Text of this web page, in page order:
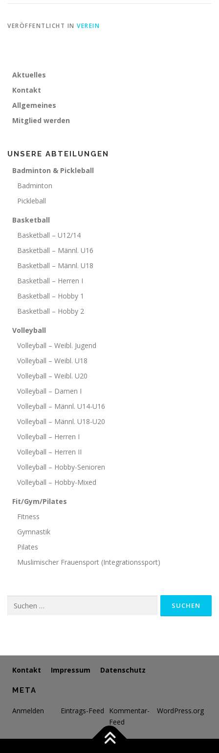
VERÖFFENTLICHT IN VEREIN
Aktuelles
Kontakt
Allgemeines
Mitglied werden
UNSERE ABTEILUNGEN
Badminton & Pickleball
Badminton
Pickleball
Basketball
Basketball – U12/14
Basketball – Männl. U16
Basketball – Männl. U18
Basketball – Herren I
Basketball – Hobby 1
Basketball – Hobby 2
Volleyball
Volleyball – Weibl. Jugend
Volleyball – Weibl. U18
Volleyball – Weibl. U20
Volleyball – Damen I
Volleyball – Männl. U14-U16
Volleyball – Männl. U18-U20
Volleyball – Herren I
Volleyball – Herren II
Volleyball – Hobby-Senioren
Volleyball – Hobby-Mixed
Fit/Gym/Pilates
Fitness
Gymnastik
Pilates
Muslimischer Frauensport (Integrationssport)
nach:
Kontakt Impressum Datenschutz
META
Anmelden Eintrags-Feed
Kommentar-
Feed
WordPress.org